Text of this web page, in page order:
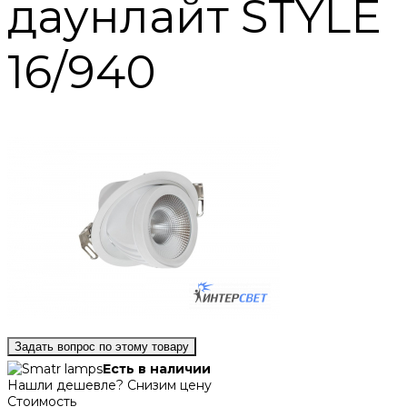
даунлайт STYLE
16/940
Задать вопрос по этому товару
Есть в наличии
Нашли дешевле? Снизим цену
Стоимость